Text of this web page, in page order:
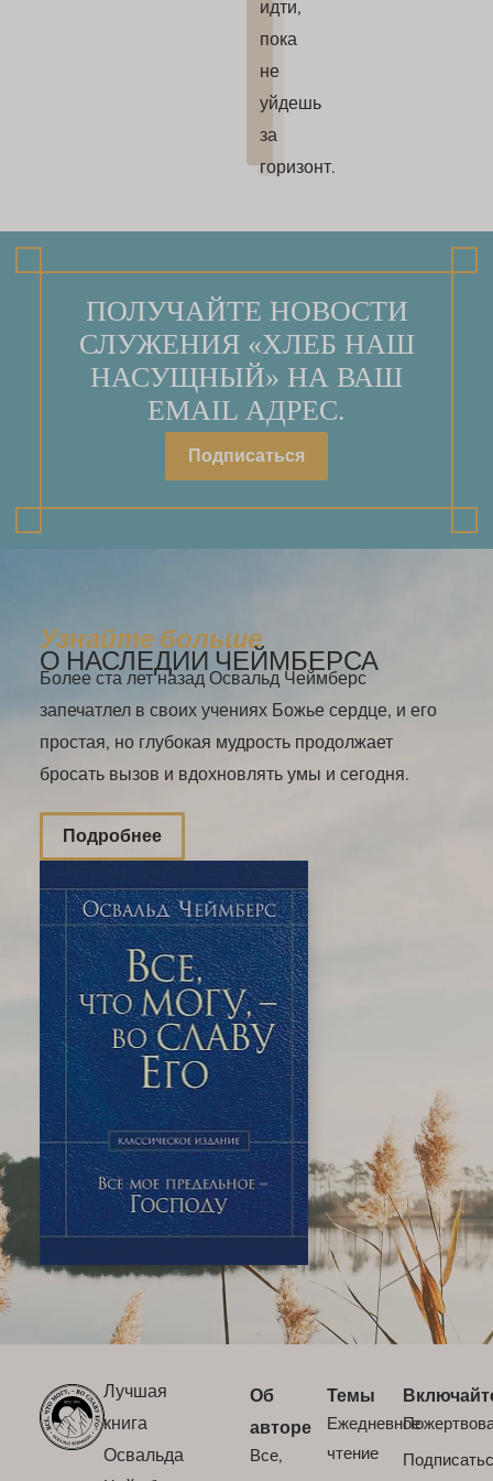
идти,
пока
не
уйдешь
за
горизонт.
ПОЛУЧАЙТЕ НОВОСТИ
СЛУЖЕНИЯ «ХЛЕБ НАШ
НАСУЩНЫЙ» НА ВАШ
EMAIL АДРЕС.
Подписаться
Узнайте больше
О НАСЛЕДИИ ЧЕЙМБЕРСА
Более ста лет назад Освальд Чеймберс
запечатлел в своих учениях Божье сердце, и его
простая, но глубокая мудрость продолжает
бросать вызов и вдохновлять умы и сегодня.
Подробнее
Лучшая
книга
Освальда
Об
авторе
Все,
Темы
Ежедневное
чтение